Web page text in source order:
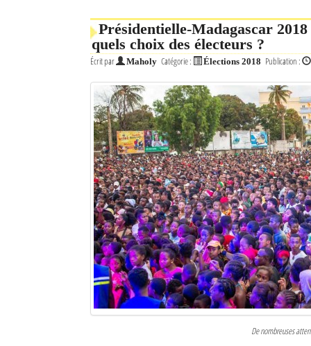
L'actualité du tourisme
Sites touristiques
Diego Suarez Pratique
Les Petites Annonces
La Tribune de Diego en PDF
Présidentielle-Madagascar
quels choix des électeurs ?
Écrit par Maholy Catégorie : Élections 2018 Publication :
De nombreuses